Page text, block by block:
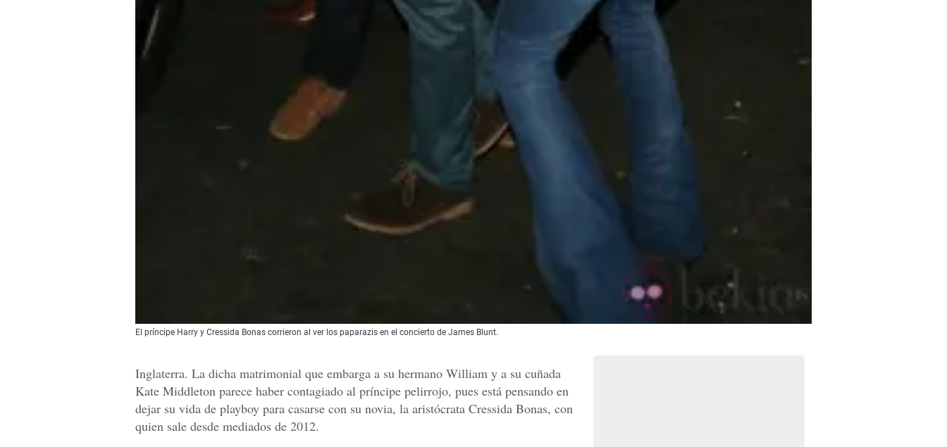
El príncipe Harry y Cressida Bonas corrieron al ver los paparazis en el concierto de James Blunt.
Inglaterra. La dicha matrimonial que embarga a su hermano William y a su cuñada
Kate Middleton parece haber contagiado al príncipe pelirrojo, pues está pensando en
dejar su vida de playboy para casarse con su novia, la aristócrata Cressida Bonas, con
quien sale desde mediados de 2012.